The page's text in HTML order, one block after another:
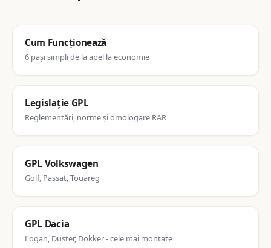
Cum Funcționează
6 pași simpli de la apel la economie
Legislație GPL
Reglementări, norme și omologare RAR
GPL Volkswagen
Golf, Passat, Touareg
GPL Dacia
Logan, Duster, Dokker - cele mai montate